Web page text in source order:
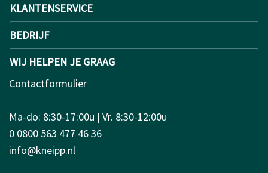
KLANTENSERVICE
BEDRIJF
WIJ HELPEN JE GRAAG
Contactformulier
Ma-do: 8:30-17:00u | Vr. 8:30-12:00u
0 0800 563 477 46 36
info@kneipp.nl